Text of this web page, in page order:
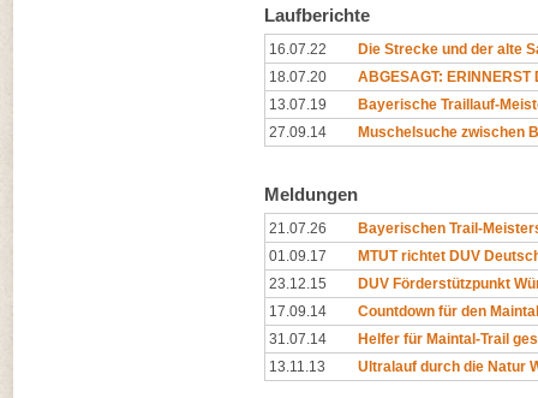
Laufberichte
16.07.22
Die Strecke und der alte
18.07.20
ABGESAGT: ERINNERST
13.07.19
Bayerische Traillauf-
27.09.14
Muschelsuche zwischen
Meldungen
21.07.26
Bayerischen Trail-
01.09.17
MTUT richtet DUV
23.12.15
DUV Förderstützpunkt
17.09.14
Countdown für den
31.07.14
Helfer für Maintal-Trail
13.11.13
Ultralauf durch die Natur